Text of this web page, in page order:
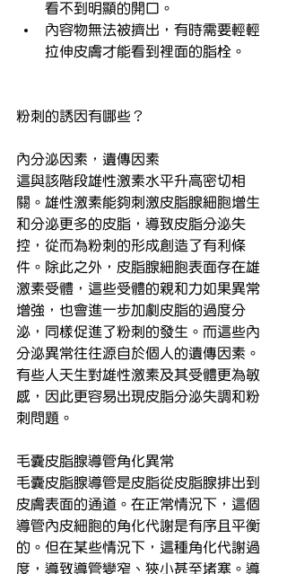
看不到明顯的開口。
內容物無法被擠出，有時需要輕輕
拉伸皮膚才能看到裡面的脂栓。
粉刺的誘因有哪些？
內分泌因素，遺傳因素
這與該階段雄性激素水平升高密切相
關。雄性激素能夠刺激皮脂腺細胞增生
和分泌更多的皮脂，導致皮脂分泌失
控，從而為粉刺的形成創造了有利條
件。除此之外，皮脂腺細胞表面存在雄
激素受體，這些受體的親和力如果異常
增強，也會進一步加劇皮脂的過度分
泌，同樣促進了粉刺的發生。而這些內
分泌異常往往源自於個人的遺傳因素。
有些人天生對雄性激素及其受體更為敏
感，因此更容易出現皮脂分泌失調和粉
刺問題。
毛囊皮脂腺導管角化異常
毛囊皮脂腺導管是皮脂從皮脂腺排出到
皮膚表面的通道。在正常情況下，這個
導管內皮細胞的角化代謝是有序且平衡
的。但在某些情況下，這種角化代謝過
度，導致導管變窄、狹小甚至堵塞。導